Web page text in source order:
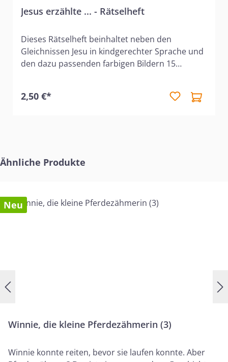
Jesus erzählte ... - Rätselheft
Dieses Rätselheft beinhaltet neben den
Gleichnissen Jesu in kindgerechter Sprache und
den dazu passenden farbigen Bildern 15
zu-Punkt-Bilder, Labyrinthe, Malen-nach-Zahlen-
die Bibel" von Naemi Fast.
2,50 €*
Produktgalerie überspringen
Ähnliche Produkte
Neu
Winnie, die kleine Pferdezähmerin (3)
Winnie konnte reiten, bevor sie laufen konnte. Aber